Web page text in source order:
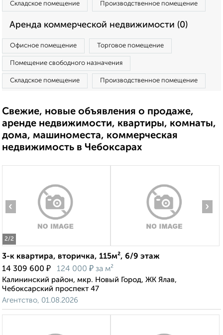
Складское помещение Производственное помещение
Аренда коммерческой недвижимости (0)
Офисное помещение Торговое помещение
Помещение свободного назначения
Складское помещение Производственное помещение
Свежие, новые объявления о продаже,
аренде недвижимости, квартиры, комнаты,
дома, машиноместа, коммерческая
недвижимость в Чебоксарах
2/2
‹ ›
3-к квартира, вторичка, 115м², 6/9 этаж
14 309 600 ₽ 124 000 ₽ за м²
Калининский район, мкр. Новый Город, ЖК Ялав,
Чебоксарский проспект 47
Агентство, 01.08.2026